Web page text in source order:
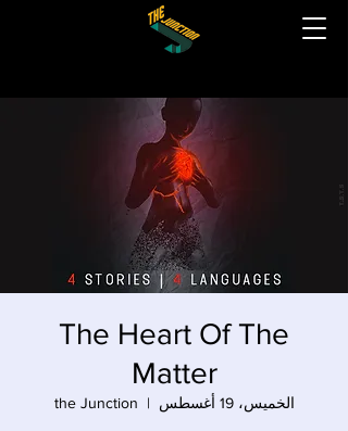
The Heart Of The
Matter
الخميس، 19 أغسطس
  |
the Junction